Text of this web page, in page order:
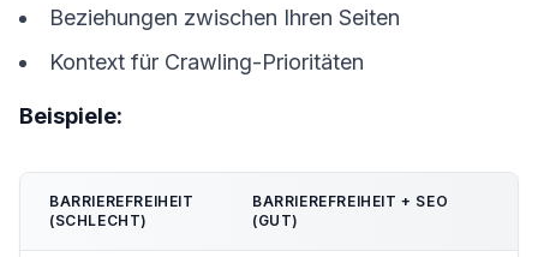
Beziehungen zwischen Ihren Seiten
Kontext für Crawling-Prioritäten
Beispiele:
BARRIEREFREIHEIT
(SCHLECHT)
BARRIEREFREIHEIT + SEO
(GUT)